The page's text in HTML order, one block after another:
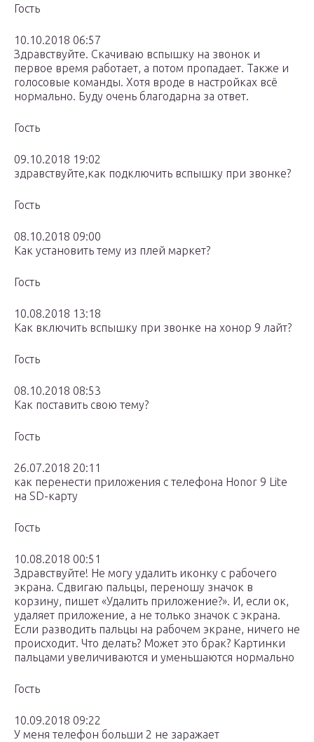
Гость
10.10.2018 06:57
Здравствуйте. Скачиваю вспышку на звонок и
первое время работает, а потом пропадает. Также и
голосовые команды. Хотя вроде в настройках всё
нормально. Буду очень благодарна за ответ.
Гость
09.10.2018 19:02
здравствуйте,как подключить вспышку при звонке?
Гость
08.10.2018 09:00
Как установить тему из плей маркет?
Гость
10.08.2018 13:18
Как включить вспышку при звонке на хонор 9 лайт?
Гость
08.10.2018 08:53
Как поставить свою тему?
Гость
26.07.2018 20:11
как перенести приложения с телефона Honor 9 Lite
на SD-карту
Гость
10.08.2018 00:51
Здравствуйте! Не могу удалить иконку с рабочего
экрана. Сдвигаю пальцы, переношу значок в
корзину, пишет «Удалить приложение?». И, если ок,
удаляет приложение, а не только значок с экрана.
Если разводить пальцы на рабочем экране, ничего не
происходит. Что делать? Может это брак? Картинки
пальцами увеличиваются и уменьшаются нормально
Гость
10.09.2018 09:22
У меня телефон больши 2 не заражает